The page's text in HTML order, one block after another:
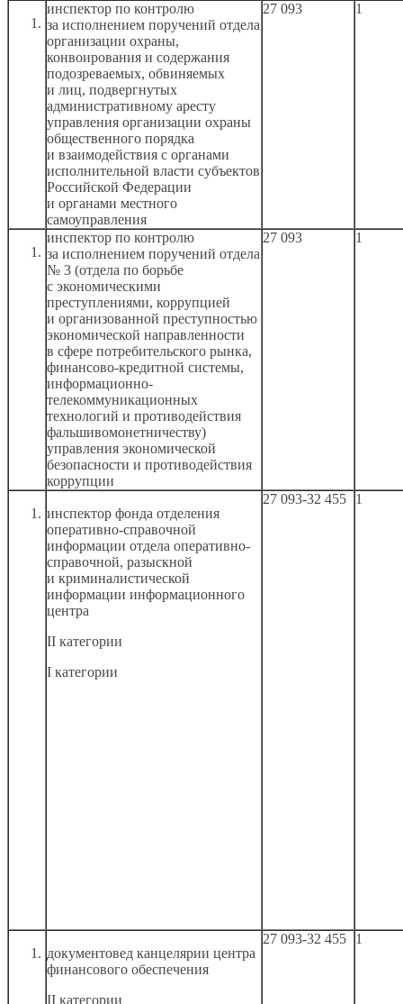
инспектор по контролю
за исполнением поручений отдела
организации охраны,
конвоирования и содержания
подозреваемых, обвиняемых
и лиц, подвергнутых
административному аресту
управления организации охраны
общественного порядка
и взаимодействия с органами
исполнительной власти субъектов
Российской Федерации
и органами местного
самоуправления
27 093 1
инспектор по контролю
за исполнением поручений отдела
№ 3 (отдела по борьбе
с экономическими
преступлениями, коррупцией
и организованной преступностью
экономической направленности
в сфере потребительского рынка,
финансово-кредитной системы,
информационно-
телекоммуникационных
технологий и противодействия
фальшивомонетничеству)
управления экономической
безопасности и противодействия
коррупции
27 093 1
инспектор фонда отделения
оперативно-справочной
информации отдела оперативно-
справочной, разыскной
и криминалистической
информации информационного
центра
II категории
I категории
27 093-32 455 1
документовед канцелярии центра
финансового обеспечения
II категории
27 093-32 455 1